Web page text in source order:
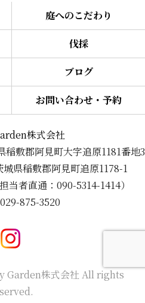
庭へのこだわり
伐採
ブログ
お問い合わせ・予約
株式会社
稲敷郡阿見町大字追原1181番地3
城県稲敷郡阿見町追原1178-1
当者直通：090-5314-1414）
029-875-3520
Garden株式会社 All rights